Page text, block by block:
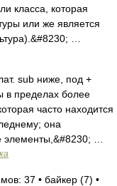
класса, которая
или же является
…
sub ниже, под +
в пределах более
часто находится
она
элементы,&#8230; …
37 • байкер (7) •